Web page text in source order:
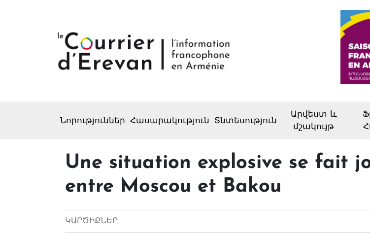
Նորություններ Հասարակություն Տնտեսություն
Արվեստ և
մշակույթ
Une situation explosive se fait
entre Moscou et Bakou
ԿԱՐԾԻՔՆԵՐ